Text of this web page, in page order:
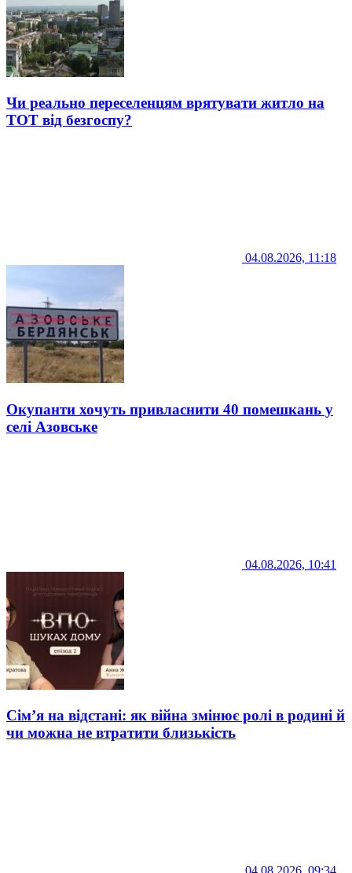
Чи реально переселенцям врятувати житло на
ТОТ від безгоспу?
04.08.2026, 11:18
Окупанти хочуть привласнити 40 помешкань у
селі Азовське
04.08.2026, 10:41
Сім’я на відстані: як війна змінює ролі в родині й
чи можна не втратити близькість
04.08.2026, 09:34